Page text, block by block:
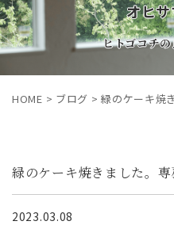
オヒ
ヒトゴコチ
HOME > ブログ >緑のケーキ焼
緑のケーキ焼きました。
2023.03.08